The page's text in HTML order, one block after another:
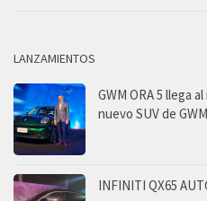
LANZAMIENTOS
GWM ORA 5 llega
nuevo SUV de GWM
INFINITI QX65